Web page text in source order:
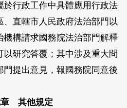
行政工作中具體應用行政法
、直轄市人民政府法治部門以
機構請求國務院法治部門解釋
以研究答覆；其中涉及重大問
門提出意見，報國務院同意後
章 其他規定